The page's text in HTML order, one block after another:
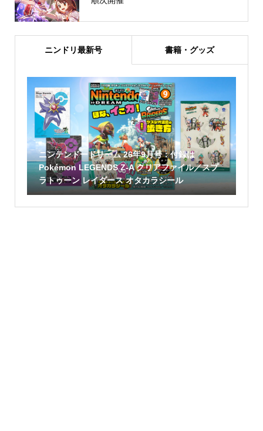
ニンドリ最新号 書籍・グッズ
ニンテンドードリーム 26年9月号：付録は
Pokémon LEGENDS Z-A クリアファイル／スプ
ラトゥーン レイダース オタカラシール